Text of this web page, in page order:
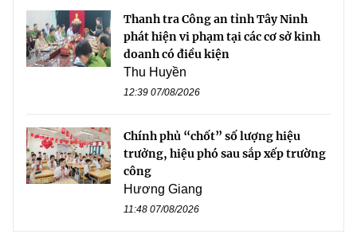
Thanh tra Công an tỉnh Tây Ninh
phát hiện vi phạm tại các cơ sở kinh
doanh có điều kiện
Thu Huyền
12:39 07/08/2026
Chính phủ “chốt” số lượng hiệu
trưởng, hiệu phó sau sắp xếp trường
công
Hương Giang
11:48 07/08/2026